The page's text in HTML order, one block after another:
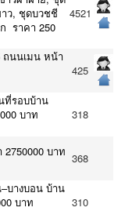
ว, ชุดบวชชี
ราคา 250
4521
นนเมน หน้า
425
ที่รอบบ้าน
บาท
318
บาท 368
บางบอน บ้าน
บาท
310